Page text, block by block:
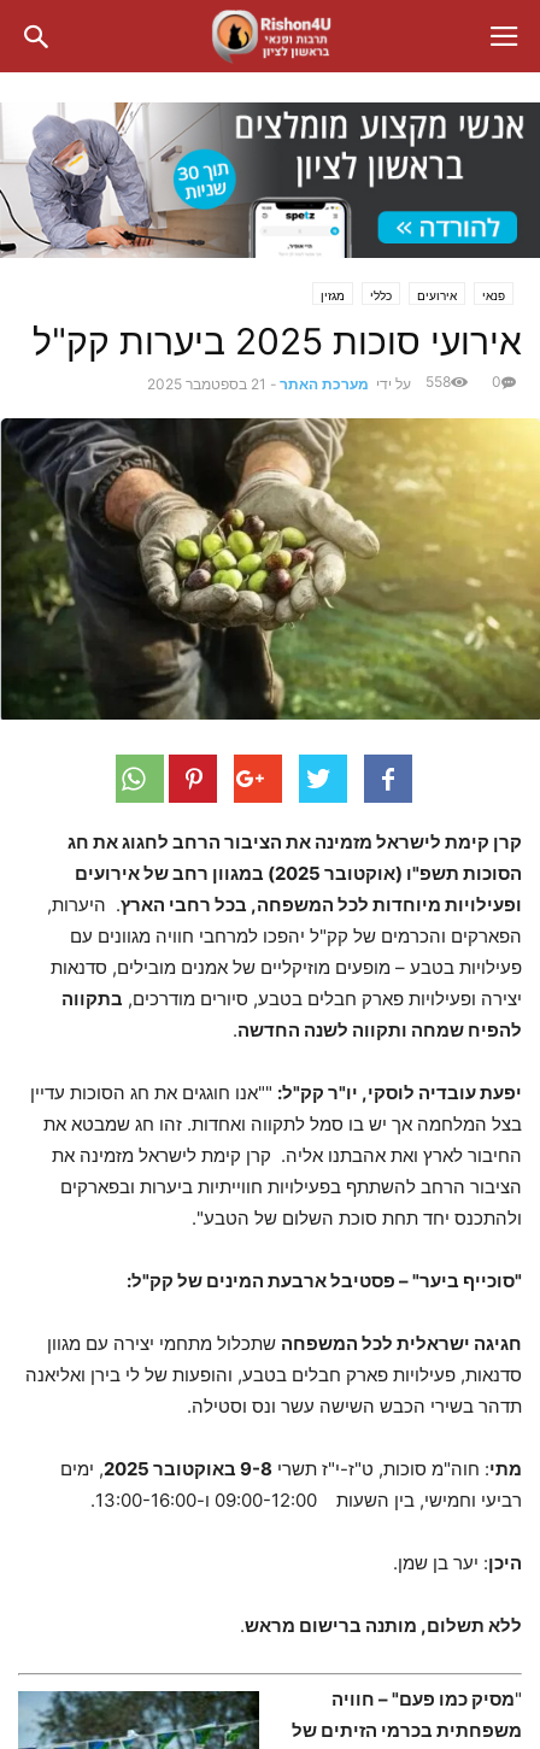
פנאי אירועים כללי מגזין
אירועי סוכות 2025 ביערות קק"ל
על ידי מערכת האתר - 21 בספטמבר 2025 0
558
קרן קימת לישראל מזמינה את הציבור הרחב לחגוג את חג
הסוכות תשפ"ו (אוקטובר 2025) במגוון רחב של אירועים
ופעילויות מיוחדות לכל המשפחה, בכל רחבי הארץ. היערות,
הפארקים והכרמים של קק"ל יהפכו למרחבי חוויה מגוונים עם
פעילויות בטבע – מופעים מוזיקליים של אמנים מובילים, סדנאות
יצירה ופעילויות פארק חבלים בטבע, סיורים מודרכים, בתקווה
להפיח שמחה ותקווה לשנה החדשה.
יפעת עובדיה לוסקי, יו"ר קק"ל: ""אנו חוגגים את חג הסוכות עדיין
בצל המלחמה אך יש בו סמל לתקווה ואחדות. זהו חג שמבטא את
החיבור לארץ ואת אהבתנו אליה. קרן קימת לישראל מזמינה את
הציבור הרחב להשתתף בפעילויות חווייתיות ביערות ובפארקים
ולהתכנס יחד תחת סוכת השלום של הטבע".
"סוכייף ביער" – פסטיבל ארבעת המינים של קק"ל:
חגיגה ישראלית לכל המשפחה שתכלול מתחמי יצירה עם מגוון
סדנאות, פעילויות פארק חבלים בטבע, והופעות של לי בירן ואליאנה
תדהר בשירי הכבש השישה עשר ונס וסטילה.
מתי: חוה"מ סוכות, ט"ז-י"ז תשרי 9-8 באוקטובר 2025
, ימים
רביעי וחמישי, בין השעות 09:00-12:00 ו-13:00-16:00.
היכן: יער בן שמן.
ללא תשלום, מותנה ברישום מראש.
"מסיק כמו פעם" – חוויה
משפחתית בכרמי הזיתים של